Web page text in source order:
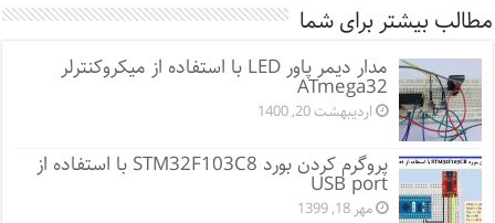
مطالب بیشتر برای شما
مدار دیمر پاور LED با استفاده از میکروکنترلر
ATmega32
اردیبهشت 20, 1400
پروگرم کردن بورد STM32F103C8 با استفاده از
USB port
مهر 18, 1399